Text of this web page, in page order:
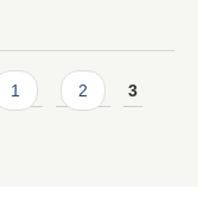
1 2 3